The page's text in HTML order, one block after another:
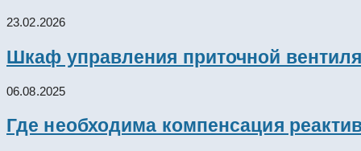
23.02.2026
Шкаф управления приточной
06.08.2025
Где необходима компенсация